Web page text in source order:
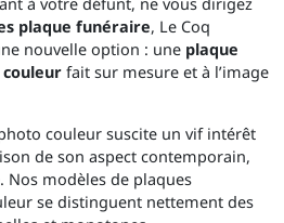
plaque funéraire, Le Coq
nouvelle option : une plaque
couleurfait sur mesure et à l’image
couleur suscite un vif intérêt
de son aspect contemporain,
Nos modèles de plaques
se distinguent nettement des